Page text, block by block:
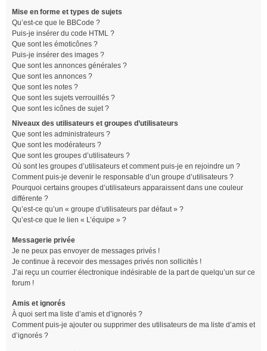
Mise en forme et types de sujets
Qu’est-ce que le BBCode ?
Puis-je insérer du code HTML ?
Que sont les émoticônes ?
Puis-je insérer des images ?
Que sont les annonces générales ?
Que sont les annonces ?
Que sont les notes ?
Que sont les sujets verrouillés ?
Que sont les icônes de sujet ?
Niveaux des utilisateurs et groupes d’utilisateurs
Que sont les administrateurs ?
Que sont les modérateurs ?
Que sont les groupes d’utilisateurs ?
Où sont les groupes d’utilisateurs et comment puis-je en rejoindre un ?
Comment puis-je devenir le responsable d’un groupe d’utilisateurs ?
Pourquoi certains groupes d’utilisateurs apparaissent dans une couleur
différente ?
Qu’est-ce qu’un « groupe d’utilisateurs par défaut » ?
Qu’est-ce que le lien « L’équipe » ?
Messagerie privée
Je ne peux pas envoyer de messages privés !
Je continue à recevoir des messages privés non sollicités !
J’ai reçu un courrier électronique indésirable de la part de quelqu’un sur ce
forum !
Amis et ignorés
À quoi sert ma liste d’amis et d’ignorés ?
Comment puis-je ajouter ou supprimer des utilisateurs de ma liste d’amis et
d’ignorés ?